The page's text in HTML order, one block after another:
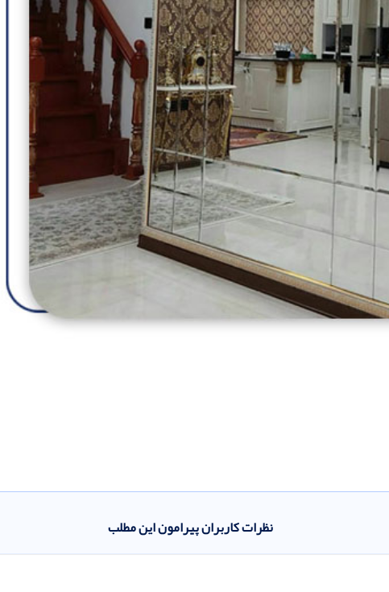
نظرات کاربران پیرامون این مطلب